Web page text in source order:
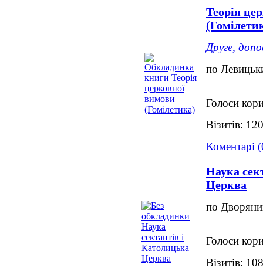
Теорія
Друге,
по
Голоси
Візитів:
Коментарі
Наука
Церква
по
Голоси
Візитів: